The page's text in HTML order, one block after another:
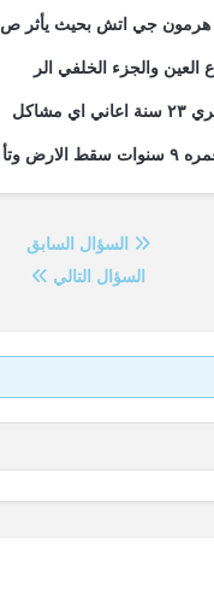
هرمون جي اتش بحيث يأثر ص
العين والجزء الخلفي الر
مشاكل
وتأ
السؤال السابق
السؤال التالي